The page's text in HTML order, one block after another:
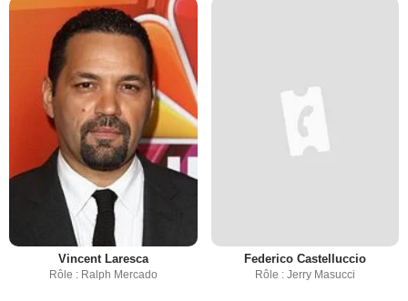
Vincent Laresca
Rôle : Ralph Mercado
Federico Castelluccio
Rôle : Jerry Masucci